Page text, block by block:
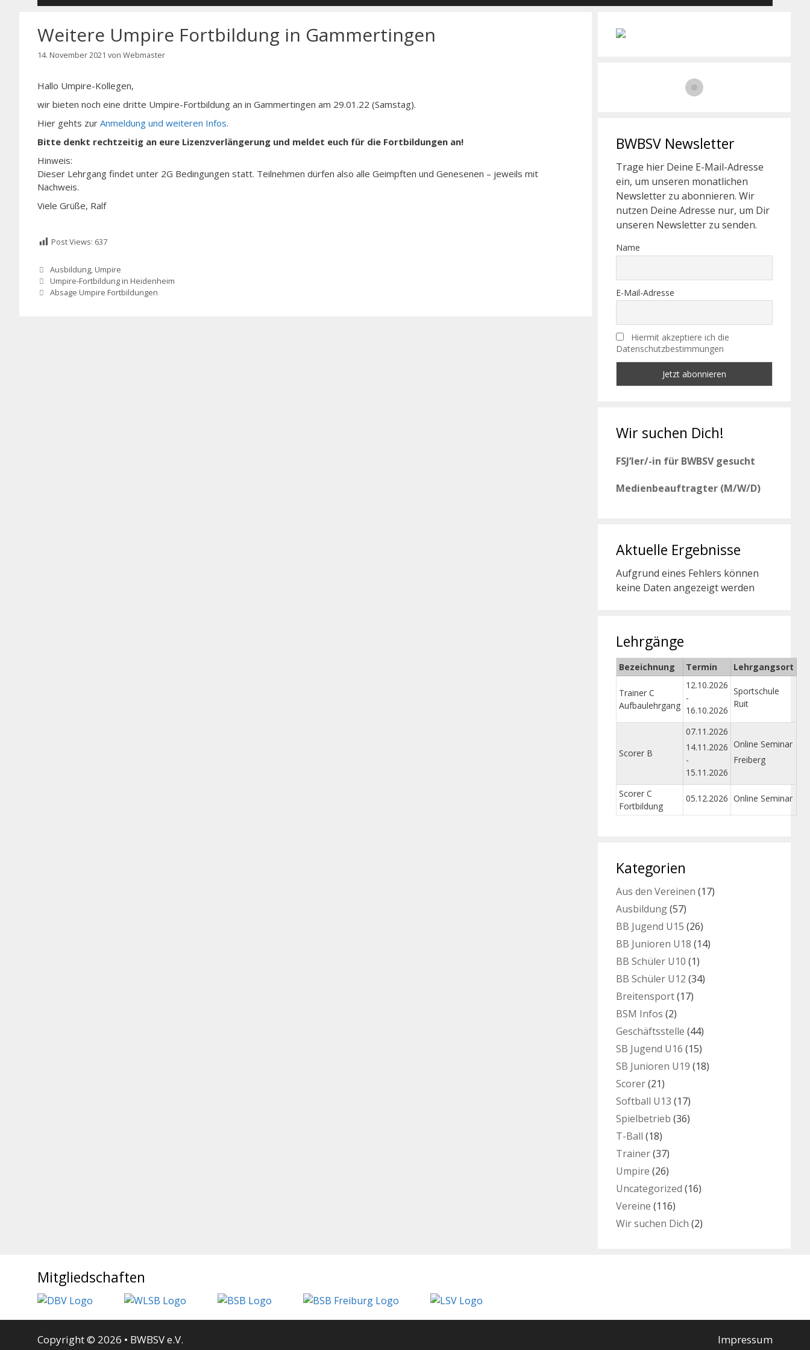
Weitere Umpire Fortbildung in Gammertingen
14. November 2021 von Webmaster
Hallo Umpire-Kollegen,
wir bieten noch eine dritte Umpire-Fortbildung an in Gammertingen am 29.01.22 (Samstag).
Hier gehts zur Anmeldung und weiteren Infos.
Bitte denkt rechtzeitig an eure Lizenzverlängerung und meldet euch für die Fortbildungen an!
Hinweis:
Dieser Lehrgang findet unter 2G Bedingungen statt. Teilnehmen dürfen also alle Geimpften und Genesenen – jeweils mit
Nachweis.
Viele Grüße, Ralf
Post Views: 637
Kategorien
Ausbildung, Umpire
Umpire-Fortbildung in Heidenheim
Absage Umpire Fortbildungen
BWBSV Newsletter
Trage hier Deine E-Mail-Adresse
ein, um unseren monatlichen
Newsletter zu abonnieren. Wir
nutzen Deine Adresse nur, um Dir
unseren Newsletter zu senden.
Name
E-Mail-Adresse
Hiermit akzeptiere ich die
Datenschutzbestimmungen
Wir suchen Dich!
FSJ’ler/-in für BWBSV gesucht
Medienbeauftragter (M/W/D)
Aktuelle Ergebnisse
Aufgrund eines Fehlers können
keine Daten angezeigt werden
Lehrgänge
Bezeichnung Termin Lehrgangsort
Trainer C
Aufbaulehrgang
12.10.2026
-
16.10.2026
Sportschule
Ruit
Scorer B
07.11.2026
14.11.2026
-
15.11.2026
Online Seminar
Freiberg
Scorer C
Fortbildung
05.12.2026 Online Seminar
Kategorien
Aus den Vereinen (17)
Ausbildung(57)
BB Jugend U15 (26)
BB Junioren U18 (14)
BB Schüler U10 (1)
BB Schüler U12 (34)
Breitensport(17)
BSM Infos (2)
Geschäftsstelle (44)
SB Jugend U16 (15)
SB Junioren U19 (18)
Scorer(21)
Softball U13 (17)
Spielbetrieb (36)
T-Ball (18)
Trainer(37)
Umpire (26)
Uncategorized (16)
Vereine (116)
Wir suchen Dich (2)
Mitgliedschaften
Impressum
Copyright © 2026 • BWBSV e.V.